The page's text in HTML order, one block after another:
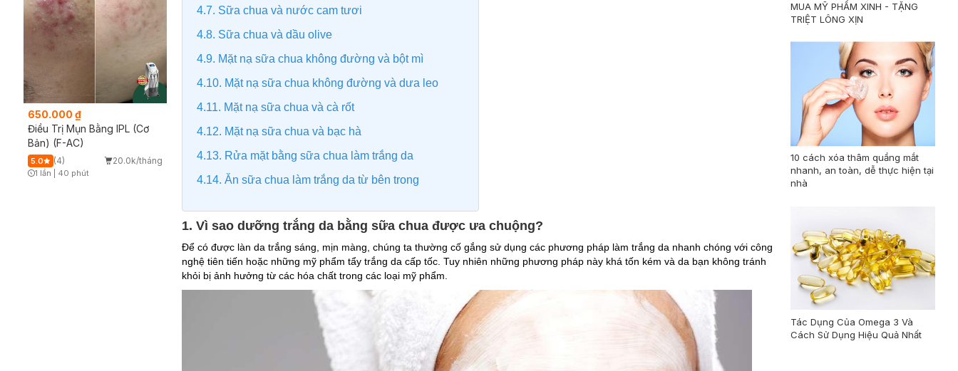
650.000 ₫
Điều Trị Mụn Bằng IPL (Cơ
Bản) (F-AC)
5.0 (4) 20.0k/tháng
Timer Gray Icon
1 lần 40 phút
4.7. Sữa chua và nước cam tươi
4.8. Sữa chua và dầu olive
4.9. Mặt nạ sữa chua không đường và bột mì
4.10. Mặt nạ sữa chua không đường và dưa leo
4.11. Mặt nạ sữa chua và cà rốt
4.12. Mặt nạ sữa chua và bạc hà
4.13. Rửa mặt bằng sữa chua làm trắng da
4.14. Ăn sữa chua làm trắng da từ bên trong
1. Vì sao dưỡng trắng da bằng sữa chua được ưa chuộng?
Để có được làn da trắng sáng, mịn màng, chúng ta thường cố gắng sử dụng các phương pháp làm trắng da nhanh chóng với công
nghệ tiên tiến hoặc những mỹ phẩm tẩy trắng da cấp tốc. Tuy nhiên những phương pháp này khá tốn kém và da bạn không tránh
khỏi bị ảnh hưởng từ các hóa chất trong các loại mỹ phẩm.
MUA MỸ PHẨM XINH - TẶNG
TRIỆT LÔNG XỊN
10 cách xóa thâm quầng mắt
nhanh, an toàn, dễ thực hiện tại
nhà
Tác Dụng Của Omega 3 Và
Cách Sử Dụng Hiệu Quả Nhất